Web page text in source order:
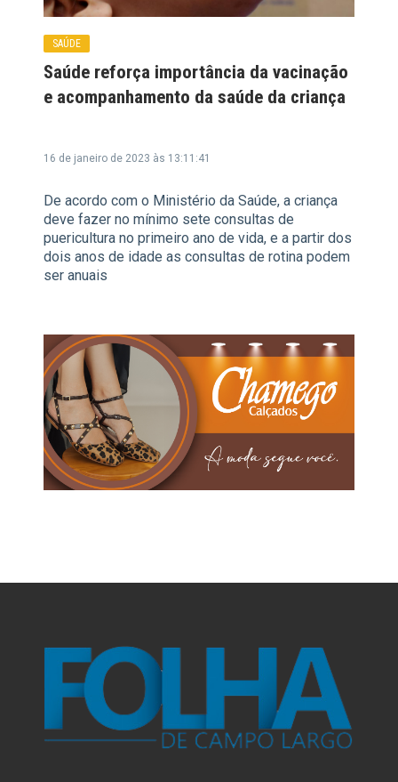
SAÚDE
Saúde reforça importância da vacinação
e acompanhamento da saúde da criança
16 de janeiro de 2023 às 13:11:41
De acordo com o Ministério da Saúde, a criança
deve fazer no mínimo sete consultas de
puericultura no primeiro ano de vida, e a partir dos
dois anos de idade as consultas de rotina podem
ser anuais